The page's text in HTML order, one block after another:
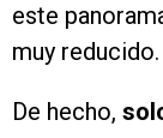
este
muy reducido.
De hecho,